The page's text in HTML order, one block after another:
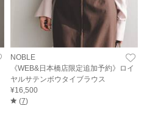
NOBLE
《WEB&日本橋店限定追加予約》ロイ
ヤルサテンボウタイブラウス
¥16,500
(7)